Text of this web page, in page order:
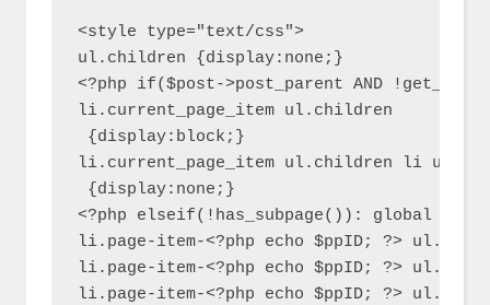
<style type="text/css">
ul.children {display:none;}
<?php if($post->post_parent AND
li.current_page_item ul.children
{display:block;}
li.current_page_item ul.children li
{display:none;}
<?php elseif(!has_subpage()): global
li.page-item-<?php echo $ppID; ?>
li.page-item-<?php echo $ppID; ?>
li.page-item-<?php echo $ppID; ?>